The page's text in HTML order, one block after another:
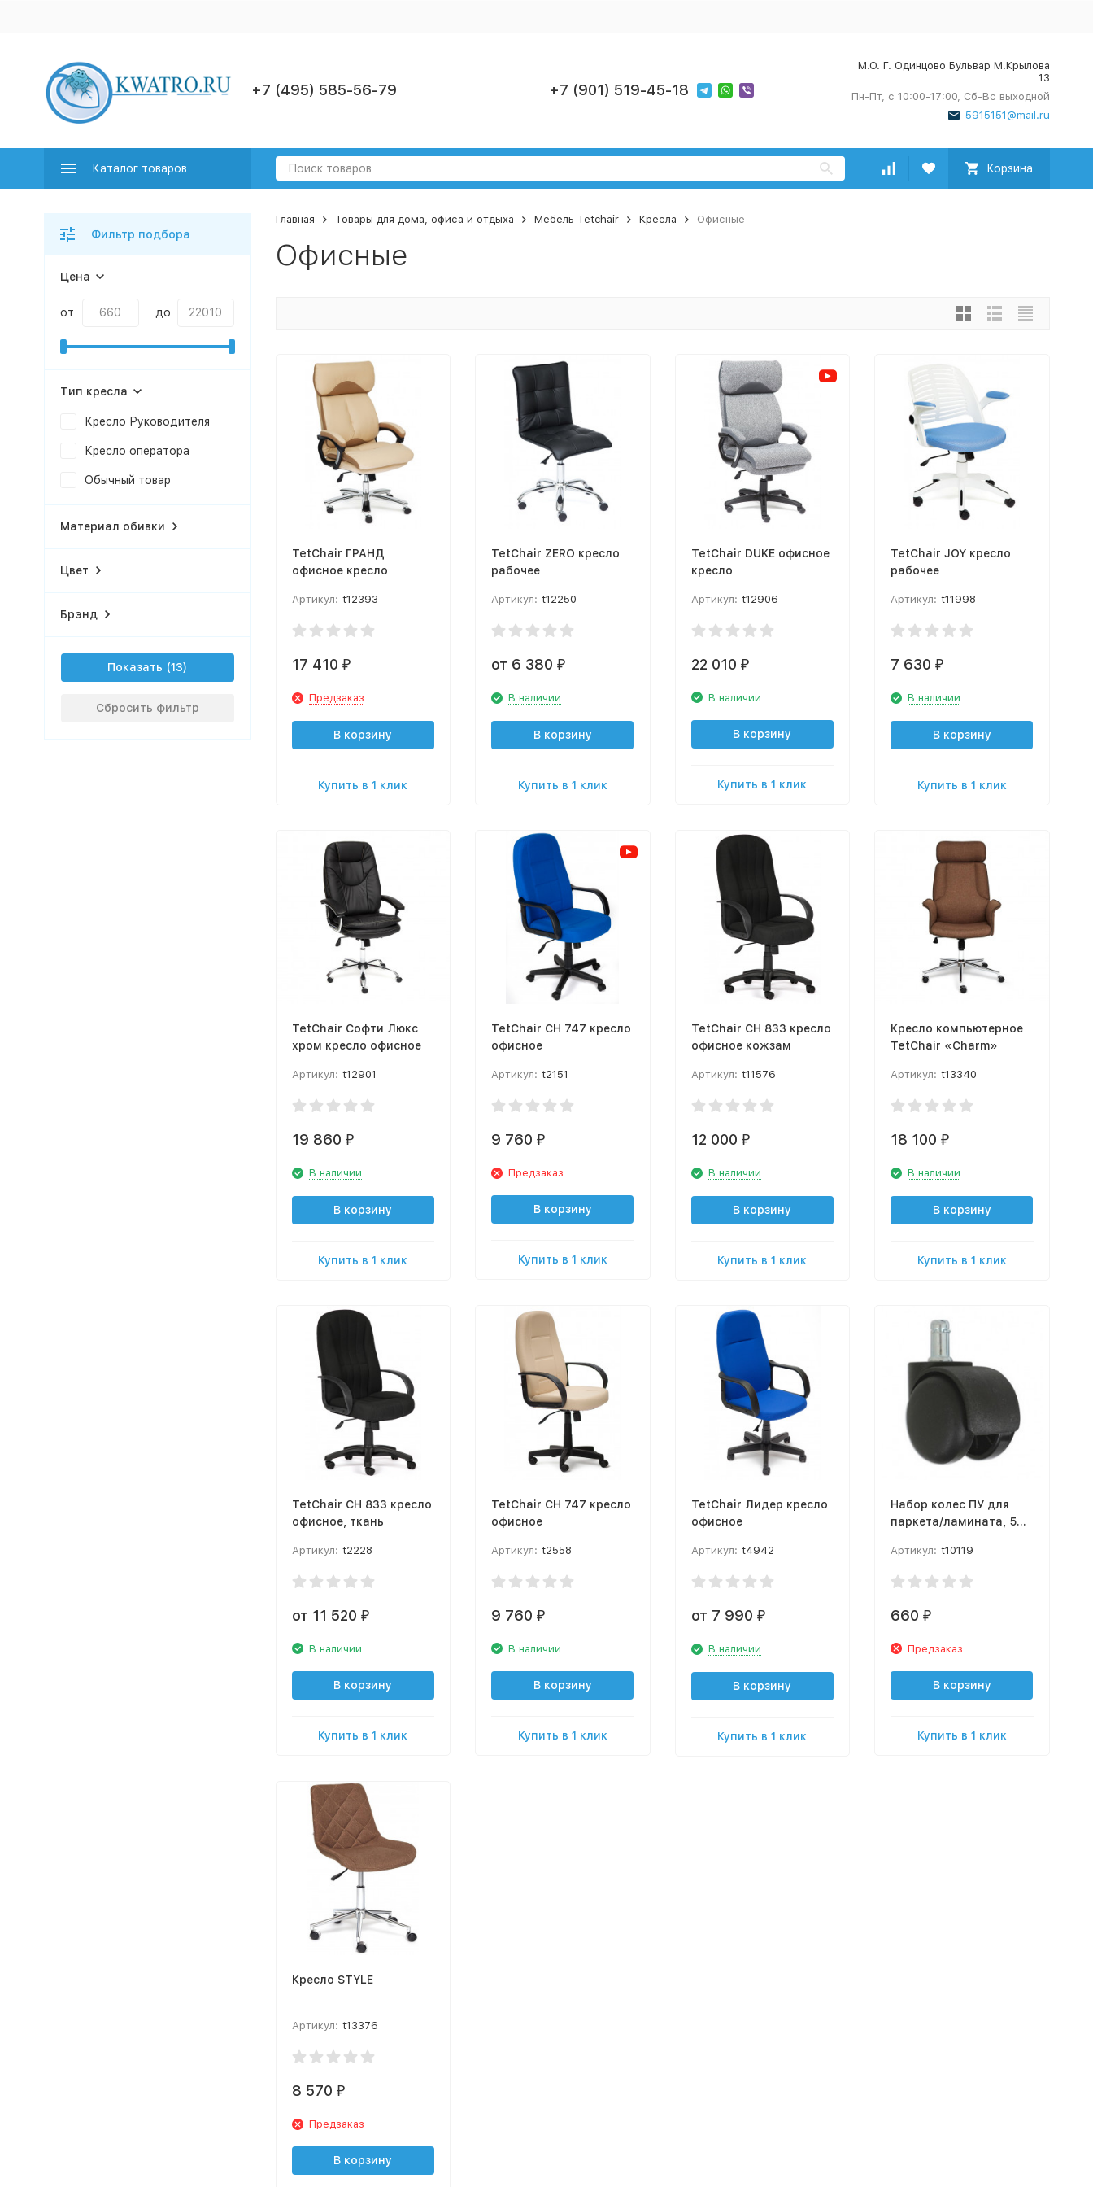
+7 (495) 585-56-79 +7 (901) 519-45-18
М.О. Г. Одинцово Бульвар М.Крылова
13
Пн-Пт, с 10:00-17:00, Сб-Вс выходной
5915151@mail.ru
Каталог товаров Корзина
Главная Товары для дома, офиса и отдыха Мебель Tetchair Кресла Офисные
Офисные
TetChair ГРАНД
офисное кресло
Артикул: t12393
17 410 ₽
Предзаказ
В корзину
Купить в 1 клик
TetChair ZERO кресло
рабочее
Артикул: t12250
от 6 380 ₽
В наличии
В корзину
Купить в 1 клик
TetChair DUKE офисное
кресло
Артикул: t12906
22 010 ₽
В наличии
В корзину
Купить в 1 клик
TetChair JOY кресло
рабочее
Артикул: t11998
7 630 ₽
В наличии
В корзину
Купить в 1 клик
TetChair Софти Люкс
хром кресло офисное
Артикул: t12901
19 860 ₽
В наличии
В корзину
Купить в 1 клик
TetChair CH 747 кресло
офисное
Артикул: t2151
9 760 ₽
Предзаказ
В корзину
Купить в 1 клик
TetChair CH 833 кресло
офисное кожзам
Артикул: t11576
12 000 ₽
В наличии
В корзину
Купить в 1 клик
Кресло компьютерное
TetChair «Charm»
Артикул: t13340
18 100 ₽
В наличии
В корзину
Купить в 1 клик
TetChair CH 833 кресло
офисное, ткань
Артикул: t2228
от 11 520 ₽
В наличии
В корзину
Купить в 1 клик
TetChair CH 747 кресло
офисное
Артикул: t2558
9 760 ₽
В наличии
В корзину
Купить в 1 клик
TetChair Лидер кресло
офисное
Артикул: t4942
от 7 990 ₽
В наличии
В корзину
Купить в 1 клик
Набор колес ПУ для
паркета/ламината, 5
Артикул: t10119
660 ₽
Предзаказ
В корзину
Купить в 1 клик
Кресло STYLE
Артикул: t13376
8 570 ₽
Предзаказ
В корзину
Фильтр подбора
Цена
от до
Тип кресла
Кресло Руководителя
Кресло оператора
Обычный товар
Материал обивки
Цвет
Брэнд
Показать
Сбросить фильтр